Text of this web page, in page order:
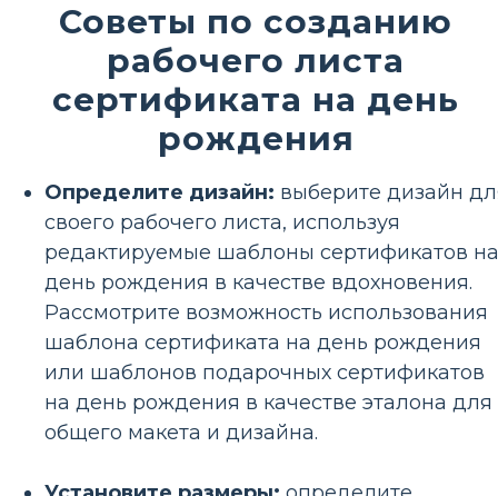
Советы по созданию
рабочего листа
сертификата на день
рождения
Определите дизайн: выберите дизайн
своего рабочего листа, используя
редактируемые шаблоны сертификатов на
день рождения в качестве вдохновения.
Рассмотрите возможность использования
шаблона сертификата на день рождения
или шаблонов подарочных сертификатов
на день рождения в качестве эталона для
общего макета и дизайна.